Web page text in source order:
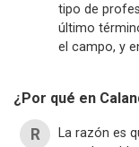
tipo de
último
el campo, y
¿Por qué en
La razón es